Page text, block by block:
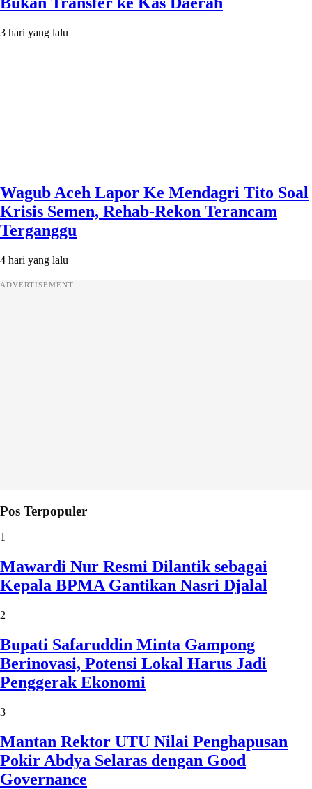
3 hari yang lalu
Wagub Aceh Lapor Ke Mendagri Tito Soal
Krisis Semen, Rehab-Rekon Terancam
Terganggu
4 hari yang lalu
ADVERTISEMENT
Pos Terpopuler
1
Mawardi Nur Resmi Dilantik sebagai
Kepala BPMA Gantikan Nasri Djalal
2
Bupati Safaruddin Minta Gampong
Berinovasi, Potensi Lokal Harus Jadi
Penggerak Ekonomi
3
Mantan Rektor UTU Nilai Penghapusan
Pokir Abdya Selaras dengan Good
Governance